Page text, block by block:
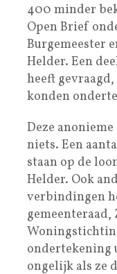
400 minder
Open Brief
Burgemeester
Helder. Een
heeft
konden
Deze
niets. Een
staan op de
Helder. Ook
verbindingen
ondertekening
ongelijk als ze